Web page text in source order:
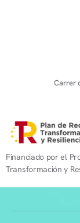
Carrer
Financiado por el
Transformación y